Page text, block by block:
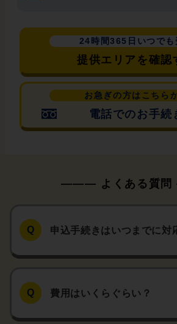
24時間365日いつでも
提供エリアを確認
お急ぎの方はこちら
電話でのお手続
申込手続きはいつまでに対
費用はいくらぐらい？